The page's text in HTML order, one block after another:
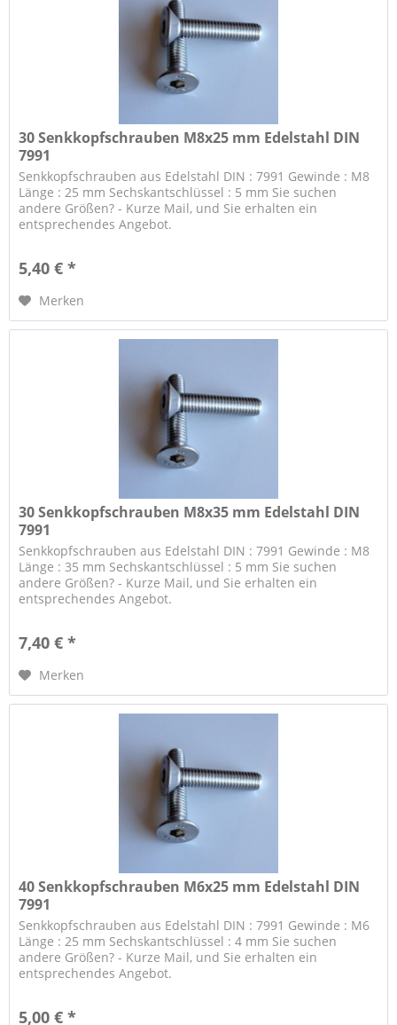
30 Senkkopfschrauben M8x25 mm Edelstahl DIN
7991
Senkkopfschrauben aus Edelstahl DIN : 7991 Gewinde : M8
Länge : 25 mm Sechskantschlüssel : 5 mm Sie suchen
andere Größen? - Kurze Mail, und Sie erhalten ein
entsprechendes Angebot.
5,40 € *
Merken
30 Senkkopfschrauben M8x35 mm Edelstahl DIN
7991
Senkkopfschrauben aus Edelstahl DIN : 7991 Gewinde : M8
Länge : 35 mm Sechskantschlüssel : 5 mm Sie suchen
andere Größen? - Kurze Mail, und Sie erhalten ein
entsprechendes Angebot.
7,40 € *
Merken
40 Senkkopfschrauben M6x25 mm Edelstahl DIN
7991
Senkkopfschrauben aus Edelstahl DIN : 7991 Gewinde : M6
Länge : 25 mm Sechskantschlüssel : 4 mm Sie suchen
andere Größen? - Kurze Mail, und Sie erhalten ein
entsprechendes Angebot.
5,00 € *